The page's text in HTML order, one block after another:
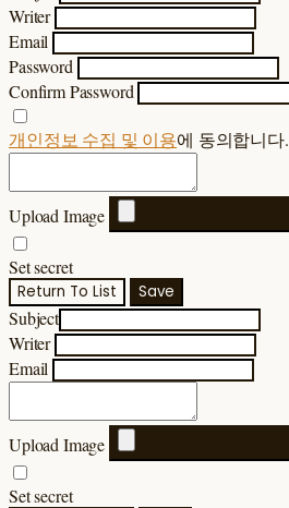
Writer
Email
Password
Confirm Password
개인정보 수집 및 이용에 동의합니다.
Upload Image
Set secret
Return To List Save
Subject
Writer
Email
Upload Image
Set secret